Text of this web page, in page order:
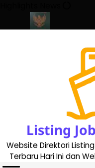
content
Listing
Website Direktori
Terbaru Hari Ini dan